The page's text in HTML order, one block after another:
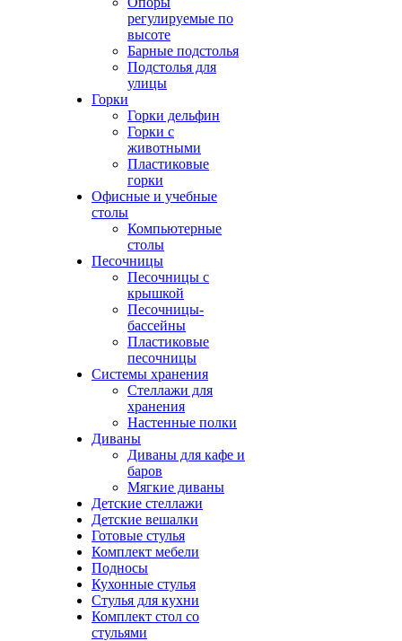
регулируемые по
высоте
Барные подстолья
Подстолья для
улицы
Горки
Горки дельфин
Горки с
животными
Пластиковые
горки
Офисные и учебные
столы
Компьютерные
столы
Песочницы
Песочницы с
крышкой
Песочницы-
бассейны
Пластиковые
песочницы
Системы хранения
Стеллажи для
хранения
Настенные полки
Диваны
Диваны для кафе и
баров
Мягкие диваны
Детские стеллажи
Детские вешалки
Готовые стулья
Комплект мебели
Подносы
Кухонные стулья
Стулья для кухни
Комплект стол со
стульями